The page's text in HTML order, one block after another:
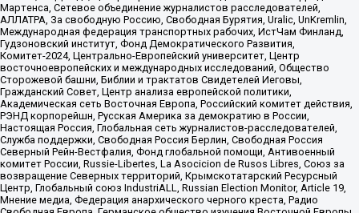
Мартенса, Сетевое объединение журналистов расследователей,
АЛЛАТРА, За свободную Россию, Свободная Бурятия, Uralic, UnKremlin,
Международная федерация транспортных рабочих, ИстЧам Финланд,
Гудзоновский институт, Фонд Демократического Развития,
Комитет-2024, Центрально-Европейский университет, Центр
восточноевропейских и международных исследований, Общество
Сторожевой башни, Библии и трактатов Свидетелей Иеговы,
Гражданский Совет, Центр анализа европейской политики,
Академическая сеть Восточная Европа, Российский комитет действия,
РЭНД корпорейшн, Русская Америка за демократию в России,
Настоящая Россия, Глобальная сеть журналистов-расследователей,
Служба поддержки, Свободная Россия Берлин, Свободная Россия
Северный Рейн-Вестфалия, Фонд глобальной помощи, Антивоенный
комитет России, Russie-Libertes, La Asocicion de Rusos Libres, Союз за
возвращение Северных территорий, Крымскотатарский Ресурсный
Центр, Глобальный союз IndustriALL, Russian Election Monitor, Article 19,
Мнение медиа, Федерация анархического черного креста, Радио